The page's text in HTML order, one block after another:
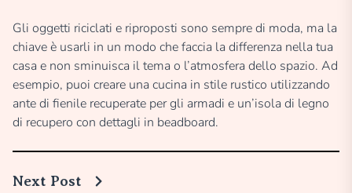
Gli oggetti riciclati e riproposti sono sempre di moda, ma la
chiave è usarli in un modo che faccia la differenza nella tua
casa e non sminuisca il tema o l’atmosfera dello spazio. Ad
esempio, puoi creare una cucina in stile rustico utilizzando
ante di fienile recuperate per gli armadi e un’isola di legno
di recupero con dettagli in beadboard.
Next Post